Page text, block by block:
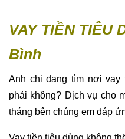
VAY TIỀN TIÊU
Bình
Anh chị đang tìm nơi vay
phải không? Dịch vụ cho
tháng bên chúng em đáp